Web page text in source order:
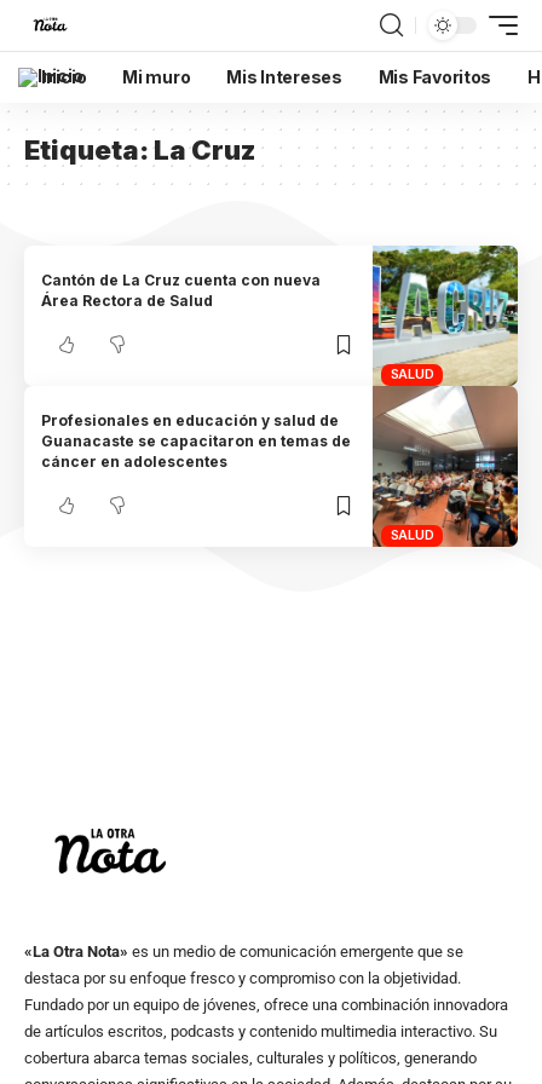
Inicio Mi muro Mis Intereses Mis Favoritos
Etiqueta:La Cruz
SALUD
Cantón de La Cruz cuenta con nueva
Área Rectora de Salud
SALUD
Profesionales en educación y salud de
Guanacaste se capacitaron en temas de
cáncer en adolescentes
«La Otra Nota» es un medio de comunicación emergente que se
destaca por su enfoque fresco y compromiso con la objetividad.
Fundado por un equipo de jóvenes, ofrece una combinación innovadora
de artículos escritos, podcasts y contenido multimedia interactivo. Su
cobertura abarca temas sociales, culturales y políticos, generando